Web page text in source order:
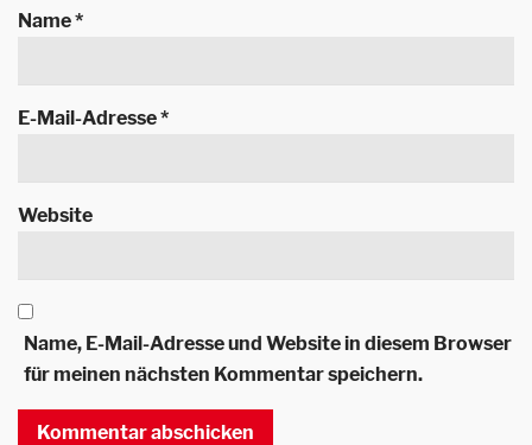
Name*
E-Mail-Adresse*
Website
Name, E-Mail-Adresse und Website in diesem Browser
für meinen nächsten Kommentar speichern.